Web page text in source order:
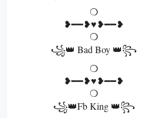
❍
❥━━❥♥️❥━━❥
❍
꧁👑 Bad Boy 👑꧂
❍
❥━━❥♥️❥━━❥
❍
꧁👑Fb King 👑꧂